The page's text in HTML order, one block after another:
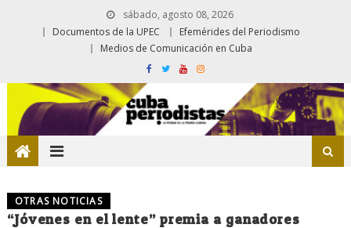
sábado, agosto 08, 2026
Documentos de la UPEC
Efemérides del Periodismo
Medios de Comunicación en Cuba
OTRAS NOTICIAS
“Jóvenes en el lente” premia a ganadores